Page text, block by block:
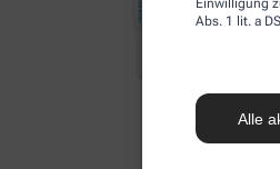
Einwilligung
Abs. 1 lit. a
Alle